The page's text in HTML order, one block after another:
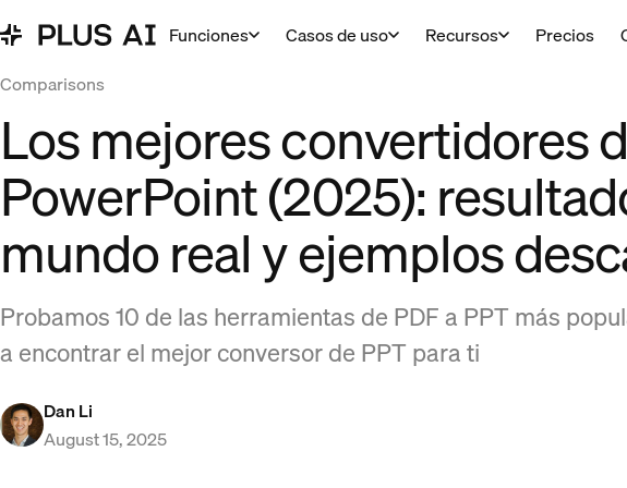
Funciones Casos de uso Recursos Precios
Comparisons
Los mejores convertidores
PowerPoint (2025):
mundo real y ejemplos
Probamos 10 de las herramientas de PDF a PPT más
a encontrar el mejor conversor de PPT para ti
Dan Li
August 15, 2025